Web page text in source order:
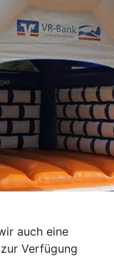
auch eine
Verfügung